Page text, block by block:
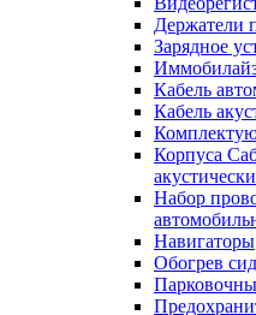
Держатели
Зарядное
Кабель
Кабель
Корпуса
Набор
Навигаторы
Обогрев